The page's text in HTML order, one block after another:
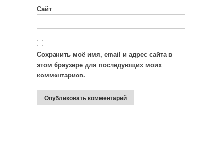
Сайт
Сохранить моё имя, email и адрес сайта в
этом браузере для последующих моих
комментариев.